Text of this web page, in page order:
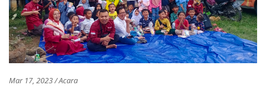
Mar 17, 2023 / Acara